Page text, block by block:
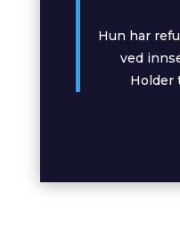
Hun har
ved
Holder